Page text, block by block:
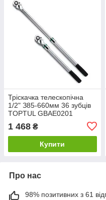
Тріскачка телескопічна
1/2" З85-660мм 36 зубців
TOPTUL GBAE0201
1 468 ₴
Купити
Про нас
98% позитивних з 61